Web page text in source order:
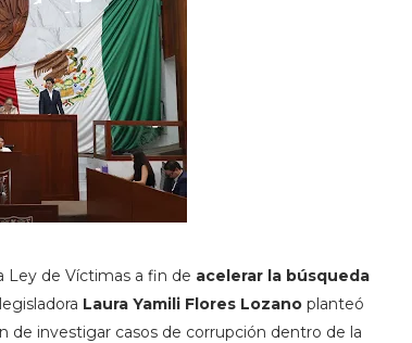
Ley de Víctimas a fin de acelerar la búsqueda
Laura Yamili Flores Lozano planteó
de investigar casos de corrupción dentro de la